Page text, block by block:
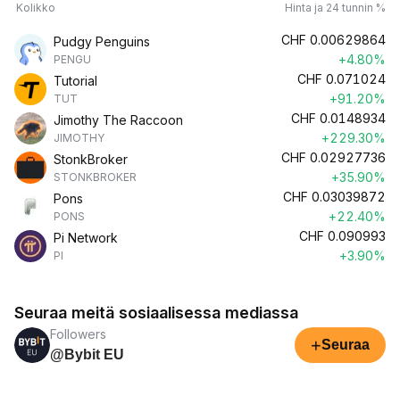
Kolikko Hinta ja 24 tunnin %
Pudgy Penguins
PENGU
CHF 0.00629864
+4.80%
Tutorial
TUT
CHF 0.071024
+91.20%
Jimothy The Raccoon
JIMOTHY
CHF 0.0148934
+229.30%
StonkBroker
STONKBROKER
CHF 0.02927736
+35.90%
Pons
PONS
CHF 0.03039872
+22.40%
Pi Network
PI
CHF 0.090993
+3.90%
Seuraa meitä sosiaalisessa mediassa
Followers
@Bybit EU
+Seuraa